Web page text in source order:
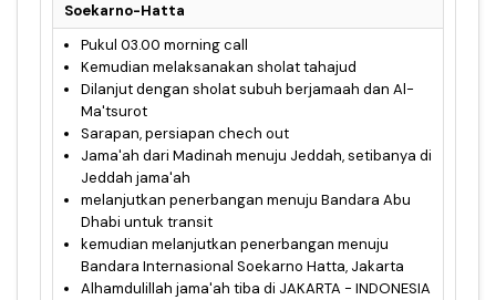
Soekarno-Hatta
Pukul 03.00 morning call
Kemudian melaksanakan sholat tahajud
Dilanjut dengan sholat subuh berjamaah dan Al-
Ma'tsurot
Sarapan, persiapan chech out
Jama'ah dari Madinah menuju Jeddah, setibanya di
Jeddah jama'ah
melanjutkan penerbangan menuju Bandara Abu
Dhabi untuk transit
kemudian melanjutkan penerbangan menuju
Bandara Internasional Soekarno Hatta, Jakarta
Alhamdulillah jama'ah tiba di JAKARTA - INDONESIA